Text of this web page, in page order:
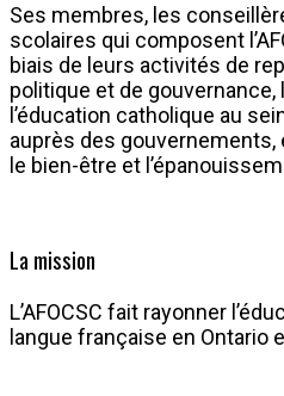
Ses membres, les
scolaires qui composent
biais de leurs activités de
politique et de gouvernance,
l’éducation catholique au
auprès des gouvernements,
le bien-être et
La mission
L’AFOCSC fait rayonner
langue française en Ontario